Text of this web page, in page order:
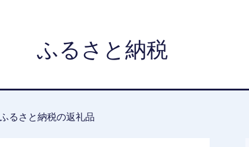
ふるさと納税
るさと納税の返礼品